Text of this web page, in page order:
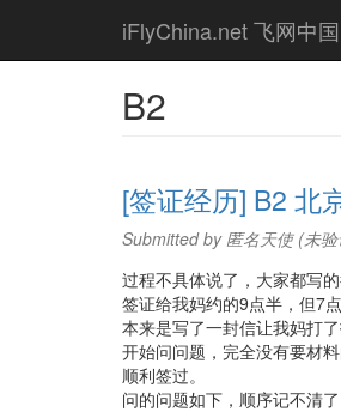
main
iFlyChina.net 飞网中国
B2
[签证经历] B2 北
Submitted by 匿名天使 (未
过程不具体说了，大家都写
签证给我妈约的9点半，但7
本来是写了一封信让我妈打
开始问问题，完全没有要材
顺利签过。
问的问题如下，顺序记不清了